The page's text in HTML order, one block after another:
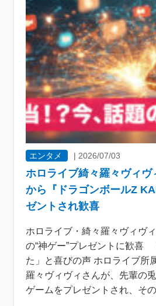
エンタメ | 2026/07/03
ホロライブ綺々羅々ヴィヴ
から『ドラゴンボールZ
ゼントされ歓喜
ホロライブ・綺々羅々ヴィヴ
の“神ゲー”プレゼントに歓喜
た」と喜びの声 ホロライブ所
羅々ヴィヴィさんが、先輩の
ゲームをプレゼントされ、そ